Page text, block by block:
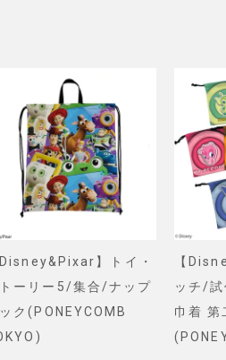
Disney&Pixar】トイ・
ーリー5/集合/ナップ
ク(PONEYCOMB
【
ッチ/
巾着 第